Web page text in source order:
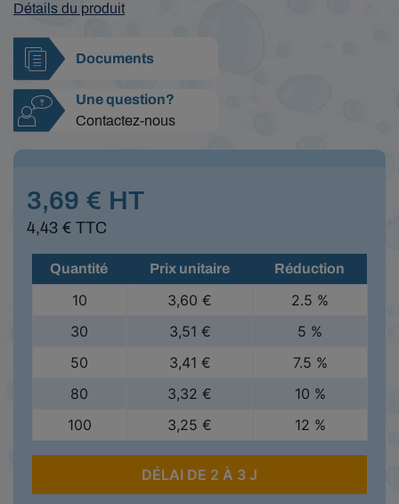
Détails du produit
Documents
Une question?
Contactez-nous
3,69 € HT
4,43 € TTC
Quantité Prix unitaire Réduction
10 3,60 €
2.5 %
30
3,51 €
5 %
50
3,41 €
7.5 %
80
3,32 €
10 %
100
3,25 € 12 %
DÉLAI DE 2 À 3 J